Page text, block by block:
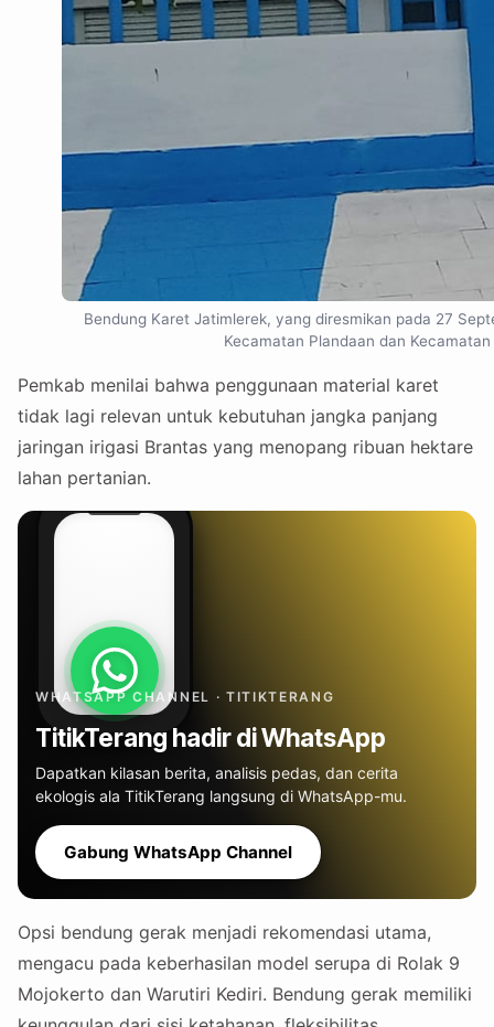
Bendung Karet Jatimlerek, yang diresmikan pada 27
Kecamatan Plandaan dan
Pemkab menilai bahwa penggunaan material karet
tidak lagi relevan untuk kebutuhan jangka panjang
jaringan irigasi Brantas yang menopang ribuan hektare
lahan pertanian.
WHATSAPP CHANNEL · TITIKTERANG
TitikTerang hadir di WhatsApp
Dapatkan kilasan berita, analisis pedas, dan cerita
ekologis ala TitikTerang langsung di WhatsApp-mu.
Gabung WhatsApp Channel
Opsi bendung gerak menjadi rekomendasi utama,
mengacu pada keberhasilan model serupa di Rolak 9
Mojokerto dan Warutiri Kediri. Bendung gerak memiliki